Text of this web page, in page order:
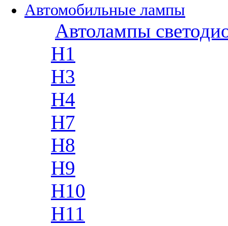
Автомобильные лампы
Автолампы
H1
H3
H4
H7
H8
H9
H10
H11